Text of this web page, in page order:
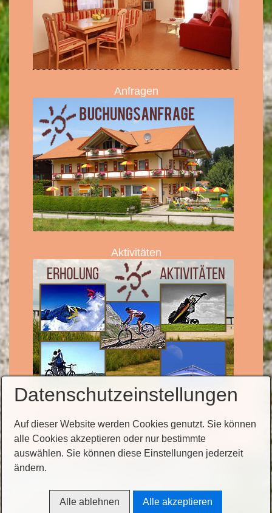
Anfragen
Aktivitäten
Gästehaus Sonnenhof Inhaber: Fam. Dangl |
Telefon: +49 (0)8662 661156 | Internet:
www.sonnenhof-dangl.de
AGB
Datenschutzeinstellungen
Auf dieser Website werden Cookies genutzt. Sie können
alle Cookies akzeptieren oder nur bestimmte
auswählen. Sie können diese Einstellungen jederzeit
ändern.
Alle ablehnen Alle akzeptieren